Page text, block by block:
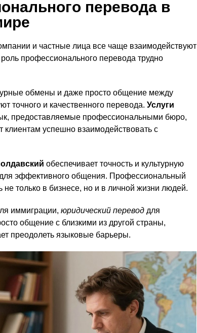
перевода в
и частные лица все чаще взаимодействуют
профессионального перевода трудно
обмены и даже просто общение между
точного и качественного перевода. Услуги
предоставляемые профессиональными бюро,
клиентам успешно взаимодействовать с
обеспечивает точность и культурную
эффективного общения. Профессиональный
не только в бизнесе, но и в личной жизни людей.
иммиграции, юридический переводдля
общение с близкими из другой страны,
преодолеть языковые барьеры.